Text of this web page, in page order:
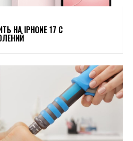
НА IPHONE 17 С